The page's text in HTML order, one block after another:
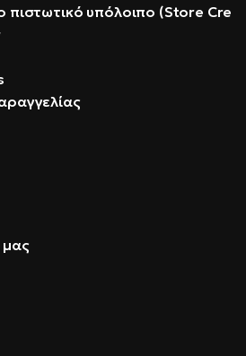
πιστωτικό υπόλοιπο (Store
μας